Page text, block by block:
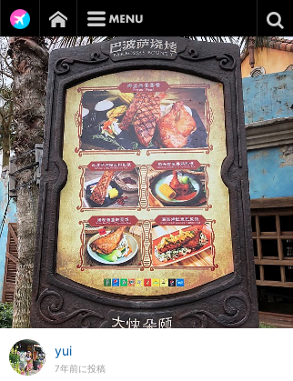
yui
7年前に投稿